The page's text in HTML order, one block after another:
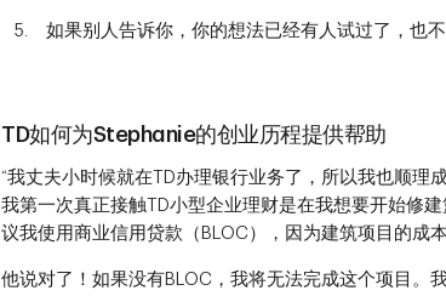
如果别人告诉你，你的想法已经有人试过了，也
TD如何为Stephanie的创业历程提供帮助
“我丈夫小时候就在TD办理银行业务了，所以我也顺理
我第一次真正接触TD小型企业理财是在我想要开始修
议我使用商业信用贷款（BLOC），因为建筑项目的成
他说对了！如果没有BLOC，我将无法完成这个项目。